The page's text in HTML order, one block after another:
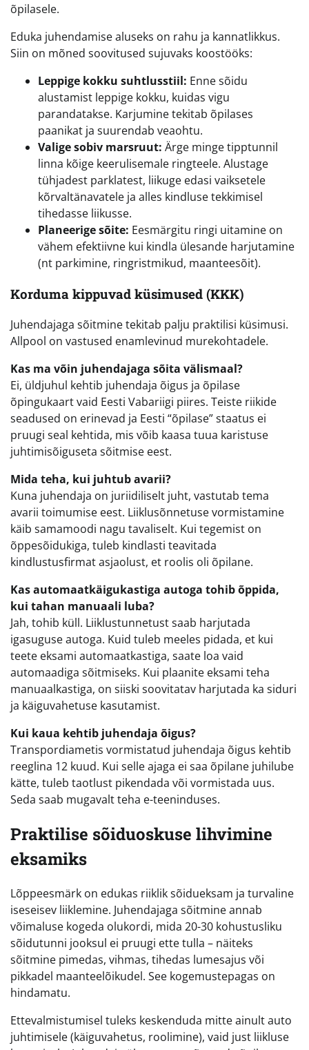
õpilasele.
Eduka juhendamise aluseks on rahu ja kannatlikkus.
Siin on mõned soovitused sujuvaks koostööks:
Leppige kokku suhtlusstiil: Enne sõidu
alustamist leppige kokku, kuidas vigu
parandatakse. Karjumine tekitab õpilases
paanikat ja suurendab veaohtu.
Valige sobiv marsruut: Ärge minge tipptunnil
linna kõige keerulisemale ringteele. Alustage
tühjadest parklatest, liikuge edasi vaiksetele
kõrvaltänavatele ja alles kindluse tekkimisel
tihedasse liikusse.
Planeerige sõite: Eesmärgitu ringi uitamine on
vähem efektiivne kui kindla ülesande harjutamine
(nt parkimine, ringristmikud, maanteesõit).
Korduma kippuvad küsimused (KKK)
Juhendajaga sõitmine tekitab palju praktilisi küsimusi.
Allpool on vastused enamlevinud murekohtadele.
Kas ma võin juhendajaga sõita välismaal?
Ei, üldjuhul kehtib juhendaja õigus ja õpilase
õpingukaart vaid Eesti Vabariigi piires. Teiste riikide
seadused on erinevad ja Eesti “õpilase” staatus ei
pruugi seal kehtida, mis võib kaasa tuua karistuse
juhtimisõiguseta sõitmise eest.
Mida teha, kui juhtub avarii?
Kuna juhendaja on juriidiliselt juht, vastutab tema
avarii toimumise eest. Liiklusõnnetuse vormistamine
käib samamoodi nagu tavaliselt. Kui tegemist on
õppesõidukiga, tuleb kindlasti teavitada
kindlustusfirmat asjaolust, et roolis oli õpilane.
Kas automaatkäigukastiga autoga tohib õppida,
kui tahan manuaali luba?
Jah, tohib küll. Liiklustunnetust saab harjutada
igasuguse autoga. Kuid tuleb meeles pidada, et kui
teete eksami automaatkastiga, saate loa vaid
automaadiga sõitmiseks. Kui plaanite eksami teha
manuaalkastiga, on siiski soovitatav harjutada ka siduri
ja käiguvahetuse kasutamist.
Kui kaua kehtib juhendaja õigus?
Transpordiametis vormistatud juhendaja õigus kehtib
reeglina 12 kuud. Kui selle ajaga ei saa õpilane juhilube
kätte, tuleb taotlust pikendada või vormistada uus.
Seda saab mugavalt teha e-teeninduses.
Praktilise sõiduoskuse lihvimine
eksamiks
Lõppeesmärk on edukas riiklik sõidueksam ja turvaline
iseseisev liiklemine. Juhendajaga sõitmine annab
võimaluse kogeda olukordi, mida 20-30 kohustusliku
sõidutunni jooksul ei pruugi ette tulla – näiteks
sõitmine pimedas, vihmas, tihedas lumesajus või
pikkadel maanteelõikudel. See kogemustepagas on
hindamatu.
Ettevalmistumisel tuleks keskenduda mitte ainult auto
juhtimisele (käiguvahetus, roolimine), vaid just liikluse